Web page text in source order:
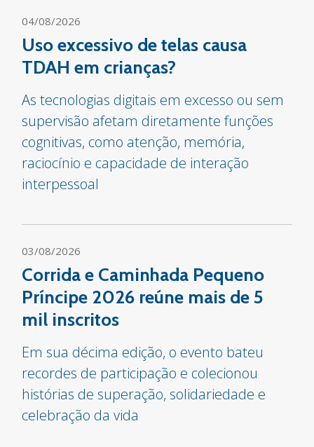
04/08/2026
Uso excessivo de telas causa
TDAH em crianças?
As tecnologias digitais em excesso ou sem
supervisão afetam diretamente funções
cognitivas, como atenção, memória,
raciocínio e capacidade de interação
interpessoal
03/08/2026
Corrida e Caminhada Pequeno
Príncipe 2026 reúne mais de 5
mil inscritos
Em sua décima edição, o evento bateu
recordes de participação e colecionou
histórias de superação, solidariedade e
celebração da vida